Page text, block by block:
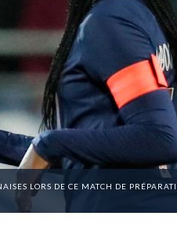
LORS DE CE MATCH DE